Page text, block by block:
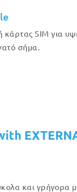
κάρτας SIM για
σήμα.
και γρήγορα